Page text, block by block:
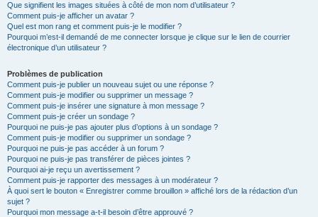
Que signifient les images situées à côté de mon nom d’utilisateur ?
Comment puis-je afficher un avatar ?
Quel est mon rang et comment puis-je le modifier ?
Pourquoi m’est-il demandé de me connecter lorsque je clique sur le lien de courrier
électronique d’un utilisateur ?
Problèmes de publication
Comment puis-je publier un nouveau sujet ou une réponse ?
Comment puis-je modifier ou supprimer un message ?
Comment puis-je insérer une signature à mon message ?
Comment puis-je créer un sondage ?
Pourquoi ne puis-je pas ajouter plus d’options à un sondage ?
Comment puis-je modifier ou supprimer un sondage ?
Pourquoi ne puis-je pas accéder à un forum ?
Pourquoi ne puis-je pas transférer de pièces jointes ?
Pourquoi ai-je reçu un avertissement ?
Comment puis-je rapporter des messages à un modérateur ?
À quoi sert le bouton « Enregistrer comme brouillon » affiché lors de la rédaction d’un
sujet ?
Pourquoi mon message a-t-il besoin d’être approuvé ?